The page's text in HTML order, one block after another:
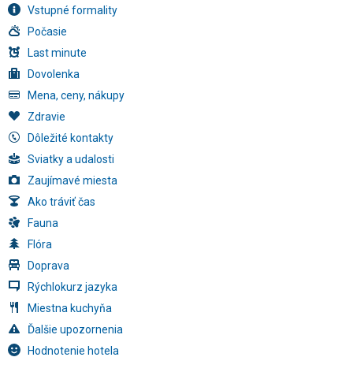
Vstupné formality
Počasie
Last minute
Dovolenka
Mena, ceny, nákupy
Zdravie
Dôležité kontakty
Sviatky a udalosti
Zaujímavé miesta
Ako tráviť čas
Fauna
Flóra
Doprava
Rýchlokurz jazyka
Miestna kuchyňa
Ďalšie upozornenia
Hodnotenie hotela